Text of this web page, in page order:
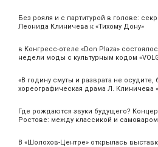
Без рояля и с партитурой в голове:
Леонида Клиничева к «Тихому Дону»
в Конгресс-отеле «Don Plaza»
недели моды с культурным кодом
«В годину смуты и разврата не осудите,
хореографическая драма Л. Клиничева
Где рождаются звуки будущего?
Ростове: между классикой и
В «Шолохов-Центре» открылась